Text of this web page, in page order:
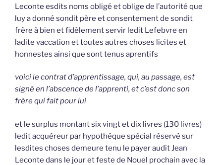
Leconte esdits noms obligé et oblige de l’autorité que
luy a donné sondit père et consentement de sondit
frère à bien et fidèlement servir ledit Lefebvre en
ladite vaccation et toutes autres choses licites et
honnestes ainsi que sont tenus aprentifs
voici le contrat d’apprentissage, qui, au passage, est
signé en l’abscence de l’apprenti, et c’est donc son
frère qui fait pour lui
et le surplus montant six vingt et dix livres (130 livres)
ledit acquéreur par hypothéque spécial réservé sur
lesdites choses demeure tenu le payer audit Jean
Leconte dans le jour et feste de Nouel prochain avec la